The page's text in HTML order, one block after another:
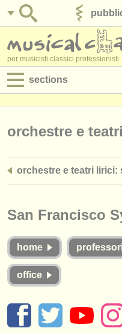
per musicisti classici professionisti
sections
jobs -
concorsi/premi
strumenti in vendita
strumenti rubati
elenchi:
orchestre e
orchestre e teatri lirici:
San Francisco
home
office